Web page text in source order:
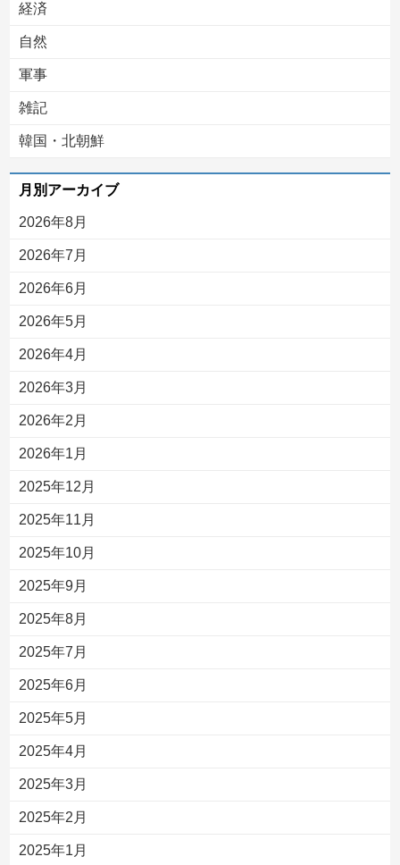
経済
自然
軍事
雑記
韓国・北朝鮮
月別アーカイブ
2026年8月
2026年7月
2026年6月
2026年5月
2026年4月
2026年3月
2026年2月
2026年1月
2025年12月
2025年11月
2025年10月
2025年9月
2025年8月
2025年7月
2025年6月
2025年5月
2025年4月
2025年3月
2025年2月
2025年1月